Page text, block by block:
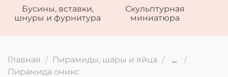
Бусины, вставки,
шнуры и фурнитура
Скульптурная
миниатюра
Главная Пирамиды, шары и яйца
...
Пирамида оникс